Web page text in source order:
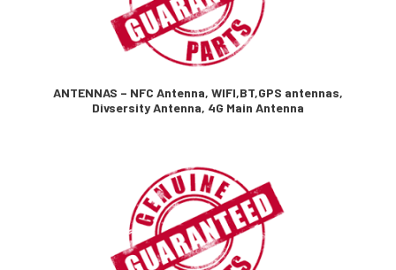
ANTENNAS – NFC Antenna, WIFI,BT,GPS antennas,
Divsersity Antenna, 4G Main Antenna